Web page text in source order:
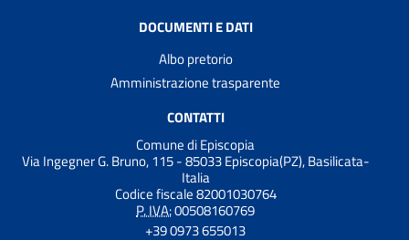
DOCUMENTI E DATI
Albo pretorio
Amministrazione trasparente
CONTATTI
Comune di Episcopia
Via Ingegner G. Bruno, 115 - 85033 Episcopia(PZ), Basilicata-
Italia
Codice fiscale 82001030764
P. IVA:00508160769
+39 0973 655013